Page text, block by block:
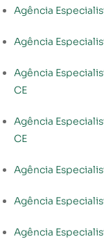
Agência
Agência
Agência
CE
Agência
CE
Agência
Agência
Agência